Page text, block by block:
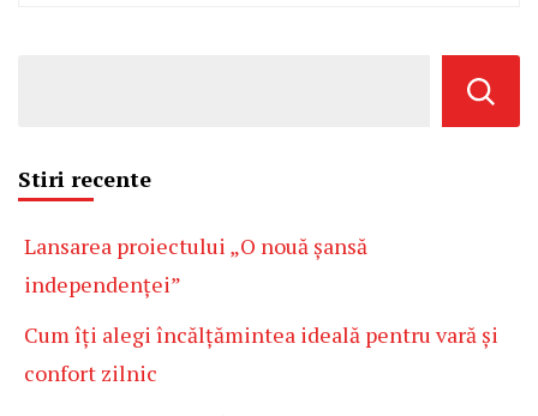
Stiri recente
Lansarea proiectului „O nouă șansă
independenței”
Cum îți alegi încălțămintea ideală pentru vară și
confort zilnic